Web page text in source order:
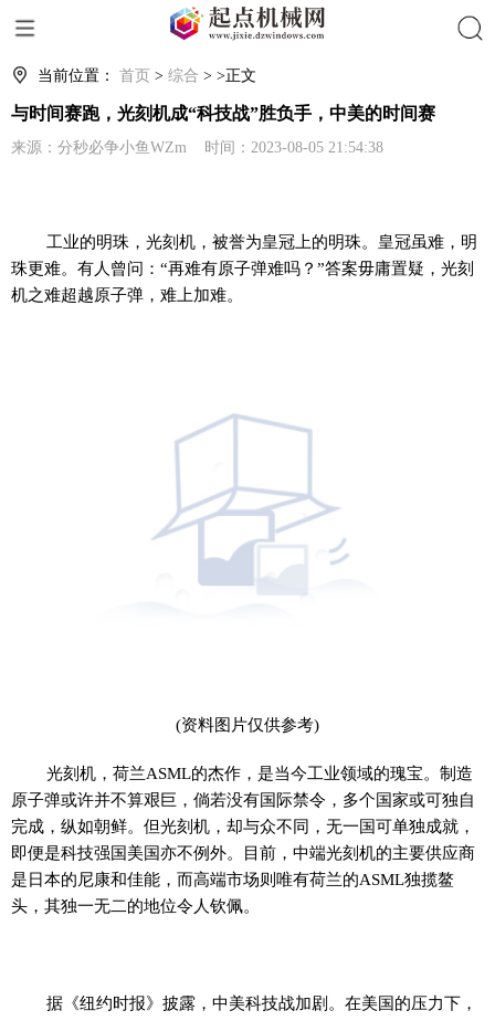
当前位置： 首页 > 综合 > >正文
与时间赛跑，光刻机成“科技战”胜负手，中美的时间赛
来源：分秒必争小鱼WZm 时间：2023-08-05 21:54:38
工业的明珠，光刻机，被誉为皇冠上的明珠。皇冠虽难，明
珠更难。有人曾问：“再难有原子弹难吗？”答案毋庸置疑，光刻
机之难超越原子弹，难上加难。
(资料图片仅供参考)
光刻机，荷兰ASML的杰作，是当今工业领域的瑰宝。制造
原子弹或许并不算艰巨，倘若没有国际禁令，多个国家或可独自
完成，纵如朝鲜。但光刻机，却与众不同，无一国可单独成就，
即便是科技强国美国亦不例外。目前，中端光刻机的主要供应商
是日本的尼康和佳能，而高端市场则唯有荷兰的ASML独揽鳌
头，其独一无二的地位令人钦佩。
据《纽约时报》披露，中美科技战加剧。在美国的压力下，